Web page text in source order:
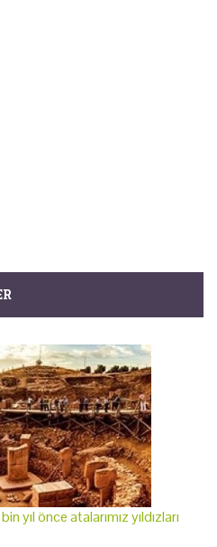
yıl önce atalarımız yıldızları